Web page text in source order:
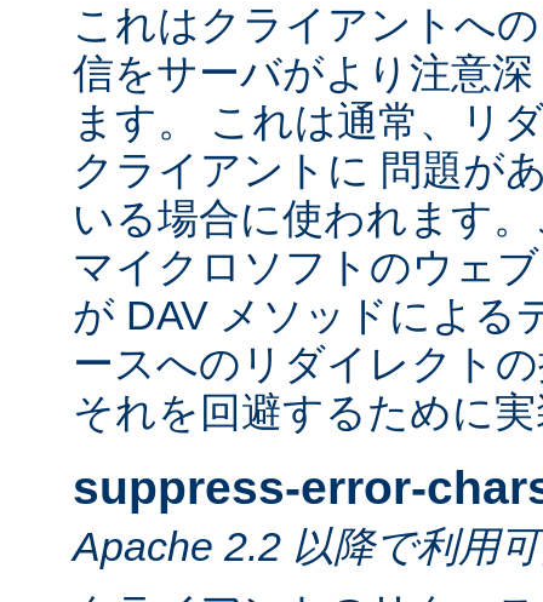
これはクライアントへ
信をサーバがより注意
ます。 これは通常、リ
クライアントに 問題が
いる場合に使われます
マイクロソフトのウェ
が DAV メソッドによる
ースへのリダイレクト
それを回避するために
suppress-error-
Apache 2.2 以降で利用